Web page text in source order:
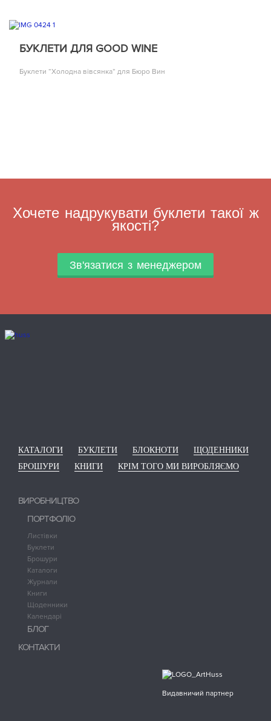
БУКЛЕТИ ДЛЯ GOOD WINE
Буклети “Холодна вівсянка” для Бюро Вин
Хочете надрукувати буклети такої ж
якості?
Зв'язатися з менеджером
КАТАЛОГИ БУКЛЕТИ БЛОКНОТИ
ЩОДЕННИКИ
БРОШУРИ
КНИГИ КРІМ ТОГО МИ ВИРОБЛЯЄМО
ВИРОБНИЦТВО
ПОРТФОЛІО
Листівки
Буклети
Брошури
Каталоги
Журнали
Книги
Щоденники
Календарі
БЛОГ
КОНТАКТИ
Видавничий партнер